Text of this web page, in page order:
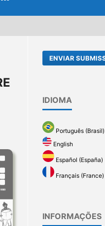
ENVIAR
IDIOMA
Português (Brasil)
English
Español (España)
Français (France)
INFORMAÇÕES